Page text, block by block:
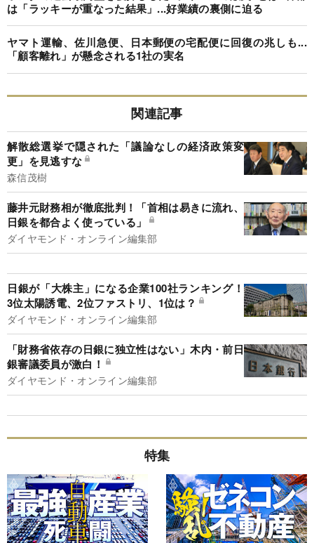
は「ラッキーが重なった結果」...好業績の裏側に迫る
ヤマト運輸、佐川急便、日本郵便の宅配便に回復の兆しも...
「顧客離れ」が懸念される1社の実名
関連記事
解散総選挙で隠された「議論なしの経済政策変
更」を見逃すな
森信茂樹
藤井元財務相が徹底批判！「首相は易きに流れ、
日銀を都合よく使っている」
ダイヤモンド・オンライン編集部
日銀が「大株主」になる企業100社ランキング！
3位太陽誘電、2位ファストリ、1位は？
ダイヤモンド・オンライン編集部
「財務省依存の日銀に独立性はない」木内・前日
銀審議委員が激白！
ダイヤモンド・オンライン編集部
特集